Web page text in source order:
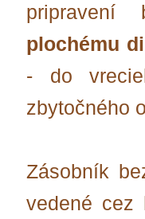
pripravení
plochému
- do
zbytočného
Zásobník
vedené cez